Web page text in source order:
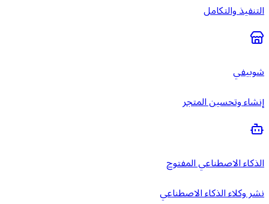
التنفيذ والتكامل
شوبيفي
إنشاء وتحسين المتجر
الذكاء الاصطناعي المفتوح
نشر وكلاء الذكاء الاصطناعي